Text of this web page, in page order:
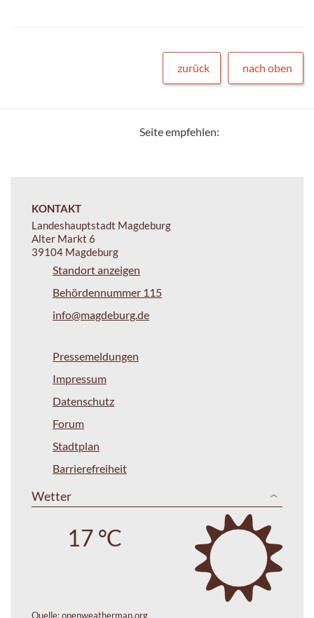
zurück nach oben
Seite empfehlen:
KONTAKT
Landeshauptstadt Magdeburg
Alter Markt 6
39104 Magdeburg
Standort anzeigen
Behördennummer 115
info@magdeburg.de
Pressemeldungen
Impressum
Datenschutz
Forum
Stadtplan
Barrierefreiheit
Wetter
17 °C
Quelle:openweathermap.org